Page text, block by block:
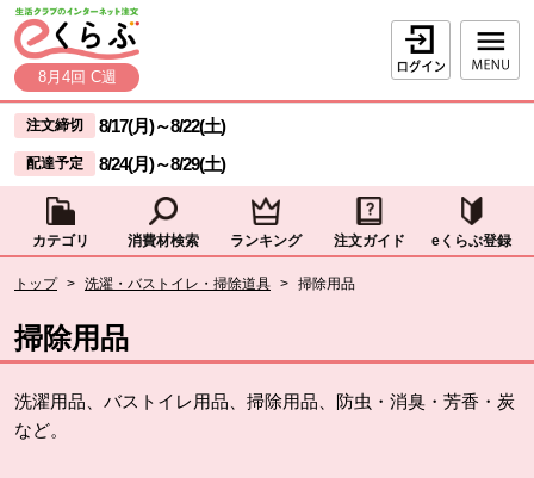
ページの先頭です。
本文へジャンプする。
8月4回 C週
ログイン
ここからサイト内共通メニューです。
サイト内共通メニューをスキップする
注文締切 8/17(月)～8/22(土)
配達予定 8/24(月)～8/29(土)
カテゴリ 消費材検索 ランキング 注文ガイド eくらぶ登録
トップ > 洗濯・バストイレ・掃除道具 > 掃除用品
掃除用品
洗濯用品、バストイレ用品、掃除用品、防虫・消臭・芳香・炭
など。